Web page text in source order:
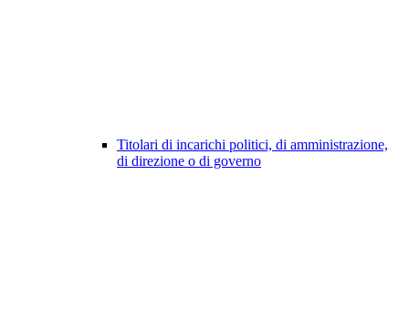
Titolari di incarichi politici, di amministrazione,
di direzione o di governo